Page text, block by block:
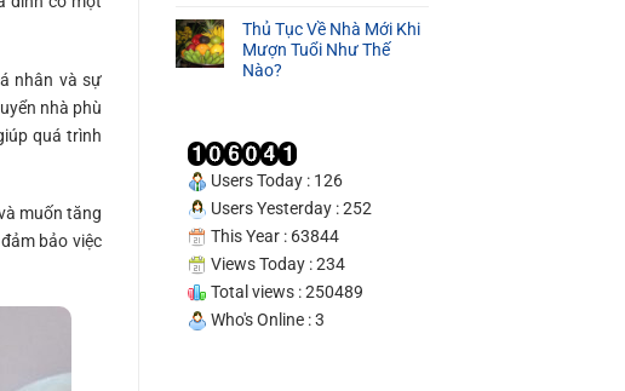
nhân và sự
nhà phù
quá trình
muốn tăng
bảo việc
Kết
Uy
Thủ Tục Về Nhà Mới Khi
Mượn Tuổi Như Thế
Nào?
Users Today : 126
Users Yesterday : 252
This Year : 63844
Views Today : 234
Total views : 250489
Who's Online : 3